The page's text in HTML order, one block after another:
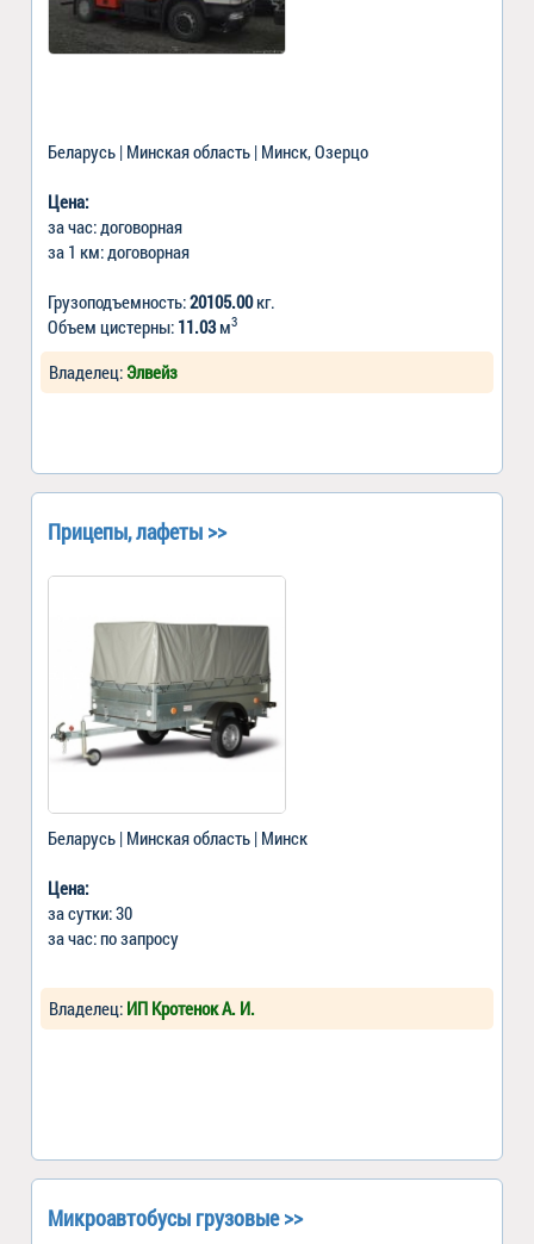
Беларусь | Минская область | Минск, Озерцо
Цена:
за час: договорная
за 1 км: договорная
Грузоподъемность:20105.00кг.
Объем цистерны: 11.03м3
Владелец: Элвейз
Прицепы, лафеты >>
Беларусь | Минская область | Минск
Цена:
за сутки: 30
за час: по запросу
Владелец: ИП Кротенок А. И.
Микроавтобусы грузовые >>